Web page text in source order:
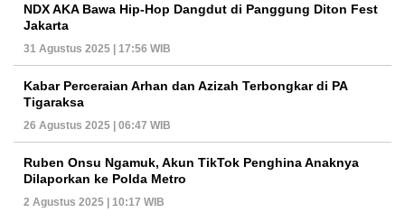
NDX AKA Bawa Hip-Hop Dangdut di Panggung Diton Fest
Jakarta
31 Agustus 2025 | 17:56 WIB
Kabar Perceraian Arhan dan Azizah Terbongkar di PA
Tigaraksa
26 Agustus 2025 | 06:47 WIB
Ruben Onsu Ngamuk, Akun TikTok Penghina Anaknya
Dilaporkan ke Polda Metro
2 Agustus 2025 | 10:17 WIB